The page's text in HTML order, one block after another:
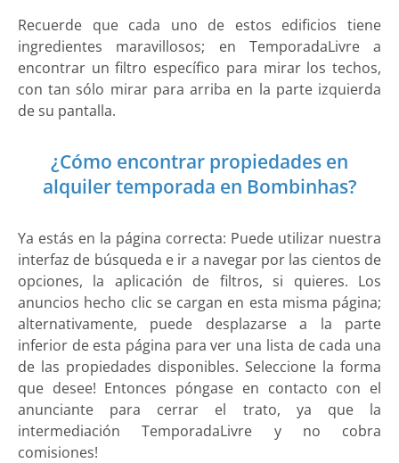
Recuerde que cada uno de estos edificios tiene
ingredientes maravillosos; en TemporadaLivre a
encontrar un filtro específico para mirar los techos,
con tan sólo mirar para arriba en la parte izquierda
de su pantalla.
¿Cómo encontrar propiedades en
alquiler temporada en Bombinhas?
Ya estás en la página correcta: Puede utilizar nuestra
interfaz de búsqueda e ir a navegar por las cientos de
opciones, la aplicación de filtros, si quieres. Los
anuncios hecho clic se cargan en esta misma página;
alternativamente, puede desplazarse a la parte
inferior de esta página para ver una lista de cada una
de las propiedades disponibles. Seleccione la forma
que desee! Entonces póngase en contacto con el
anunciante para cerrar el trato, ya que la
intermediación TemporadaLivre y no cobra
comisiones!